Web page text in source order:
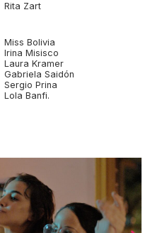
Rita Zart
Miss Bolivia
Irina Misisco
Laura Kramer
Gabriela Saidón
Sergio Prina
Lola Banfi.